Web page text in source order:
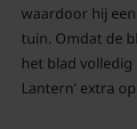
waardoor hij
tuin. Omdat de
het blad volledig
Lantern’ extra